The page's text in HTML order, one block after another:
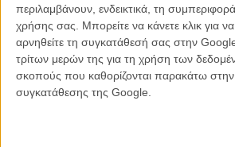
περιλαμβάνουν, ενδεικτικά, τη
χρήσης σας. Μπορείτε να κάνετε κλικ για
αρνηθείτε τη συγκατάθεσή σας στην Google
τρίτων μερών της για τη χρήση των
σκοπούς που καθορίζονται παρακάτω στην
συγκατάθεσης της Google.
Αν και δεν έχουν αποκαλυφθεί ακόμη
εκδοχή, οι πρώτες πληροφορίες αναφέρουν
μια πιο ωμή και ρεαλιστική προσέγγιση,
σκηνικά και πρακτικά εφέ, θυμίζοντας
του με το «Dawn of the Dead» παρά τις
υπερπαραγωγές του.